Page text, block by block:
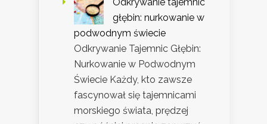
głębin: nurkowanie w
podwodnym świecie
Odkrywanie Tajemnic Głębin:
Nurkowanie w Podwodnym
Świecie Każdy, kto zawsze
fascynował się tajemnicami
morskiego świata, prędzej